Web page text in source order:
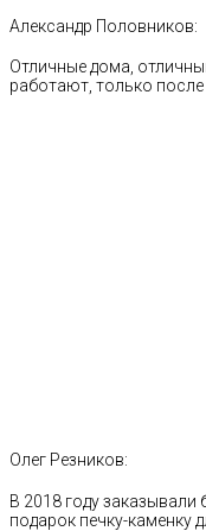
Александр Половников:
Отличные дома,
работают, только
Олег Резников:
В 2018 году
подарок печку-каменку